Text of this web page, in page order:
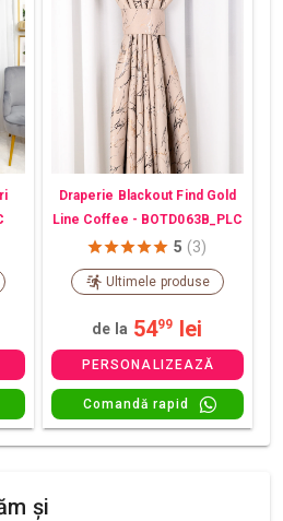
Draperie Blackout Find Gold
Line Coffee - BOTD063B_PLC
5 (3)
Ultimele produse
de la 5499 lei
PERSONALIZEAZĂ
Comandă rapid
și